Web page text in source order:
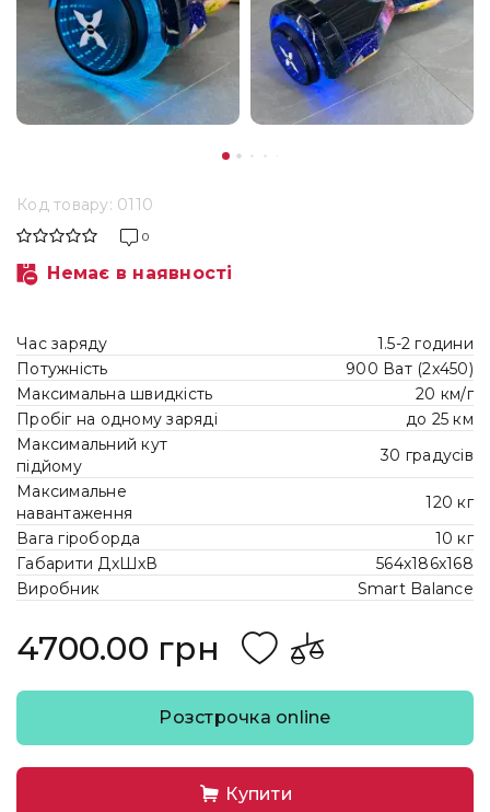
Код товару: 0110
0
Немає в наявності
Час заряду
1.5-2 години
Потужність
900 Ват (2x450)
Максимальна швидкість
20 км/г
Пробіг на одному заряді
до 25 км
Максимальний кут
підйому
30 градусів
Максимальне
навантаження
120 кг
Вага гіроборда
10 кг
Габарити ДхШхВ
564х186х168
Виробник
Smart Balance
4700.00 грн
Розстрочка online
Купити